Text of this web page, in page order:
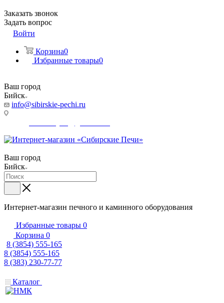
Заказать звонок
Задать вопрос
Войти
Корзина0
Избранные товары0
Ваш город
Бийск
info@sibirskie-pechi.ru
Ваш город
Бийск
Интернет-магазин печного и каминного оборудования
Избранные товары 0
Корзина 0
8 (3854) 555-165
8 (3854) 555-165
8 (383) 230-77-77
Каталог